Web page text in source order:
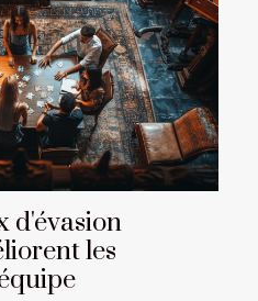
d'évasion
les